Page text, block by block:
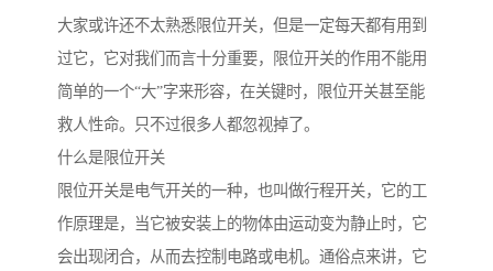
大家或许还不太熟悉限位开关，但是一定每天都有用到
过它，它对我们而言十分重要，限位开关的作用不能用
简单的一个“大”字来形容，在关键时，限位开关甚至能
救人性命。只不过很多人都忽视掉了。
什么是限位开关
限位开关是电气开关的一种，也叫做行程开关，它的工
作原理是，当它被安装上的物体由运动变为静止时，它
会出现闭合，从而去控制电路或电机。通俗点来讲，它